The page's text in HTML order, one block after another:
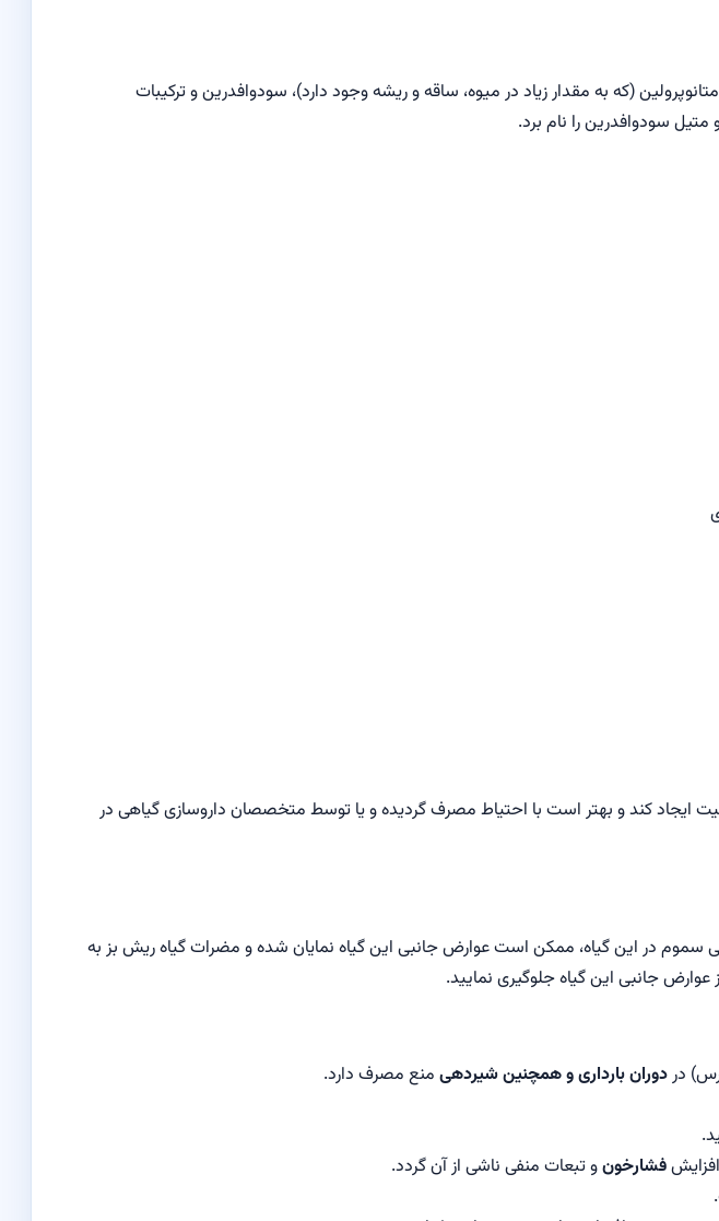
(که به مقدار زیاد در میوه، ساقه و ریشه وجود دارد)، سودوافدرین و ترکیبات
سودوافدرین را نام برد.
کند و بهتر است با احتیاط مصرف گردیده و یا توسط متخصصان داروسازی گیاهی در
سموم در این گیاه، ممکن است عوارض جانبی این گیاه نمایان شده و مضرات گیاه ریش بز به
جانبی این گیاه جلوگیری نمایید.
دردوران بارداری و همچنین شیردهی منع مصرف دارد.
فشارخونو تبعات منفی ناشی از آن گردد.